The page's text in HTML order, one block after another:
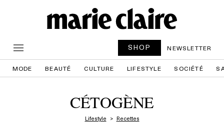
SHOP NEWSLETTER
MODE BEAUTÉ CULTURE LIFESTYLE SOCIÉTÉ
CÉTOGÈNE
Lifestyle Recettes